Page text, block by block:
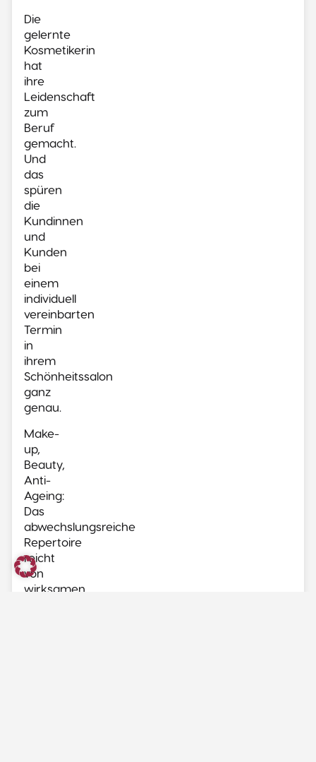
Die
gelernte
Kosmetikerin
hat
ihre
Leidenschaft
zum
Beruf
gemacht.
Und
das
spüren
die
Kundinnen
und
Kunden
bei
einem
individuell
vereinbarten
Termin
in
ihrem
Schönheitssalon
ganz
genau.
Make-
up,
Beauty,
Anti-
Ageing:
Das
abwechslungsreiche
Repertoire
reicht
von
wirksamen